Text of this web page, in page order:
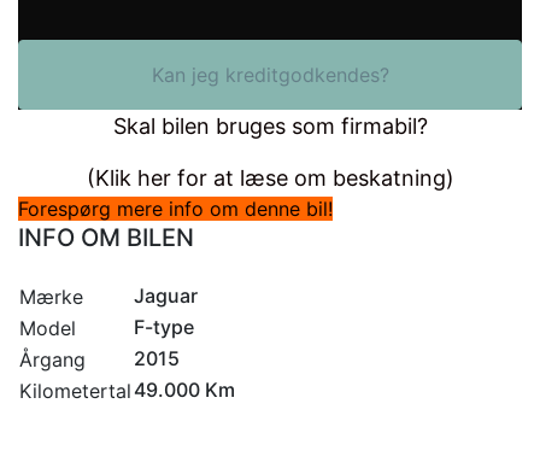
Kan jeg kreditgodkendes?
Skal bilen bruges som firmabil?
(Klik her for at læse om beskatning)
Forespørg mere info om denne bil!
INFO OM BILEN
Mærke
Jaguar
Model
F-type
Årgang
2015
Kilometertal49.000 Km